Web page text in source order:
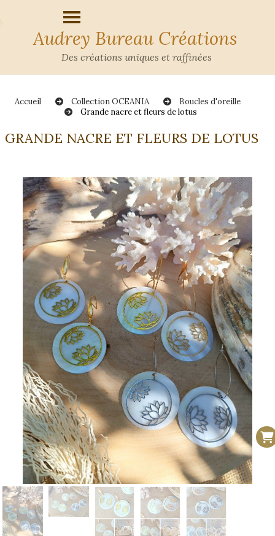
Audrey Bureau Créations
Des créations uniques et raffinées
Accueil Collection OCEANIA
Boucles d'oreille
Grande nacre et fleurs de lotus
GRANDE NACRE ET FLEURS DE LOTUS